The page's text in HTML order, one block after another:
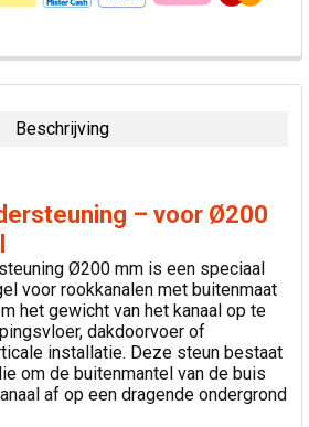
Beschrijving
– voor Ø200
Ø200 mm is een speciaal
voor rookkanalen met buitenmaat
het gewicht van het kanaal op te
dakdoorvoer of
installatie. Deze steun bestaat
om de buitenmantel van de buis
af op een dragende ondergrond